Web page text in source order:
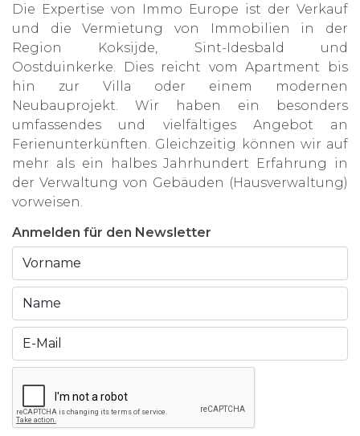
Die Expertise von Immo Europe ist der Verkauf
und die Vermietung von Immobilien in der
Region Koksijde, Sint-Idesbald und
Oostduinkerke. Dies reicht vom Apartment bis
hin zur Villa oder einem modernen
Neubauprojekt. Wir haben ein besonders
umfassendes und vielfältiges Angebot an
Ferienunterkünften. Gleichzeitig können wir auf
mehr als ein halbes Jahrhundert Erfahrung in
der Verwaltung von Gebäuden (Hausverwaltung)
vorweisen.
Anmelden für den Newsletter